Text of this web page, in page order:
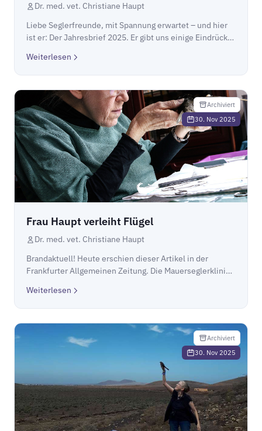
Dr. med. vet. Christiane Haupt
Liebe Seglerfreunde, mit Spannung erwartet – und hier
ist er: Der Jahresbrief 2025. Er gibt uns einige Eindrücke
Mauerseglerklinik. Wir hoffen er gefäl...
Weiterlesen
Archiviert
30. Nov 2025
Frau Haupt verleiht Flügel
Dr. med. vet. Christiane Haupt
Brandaktuell! Heute erschien dieser Artikel in der
Frankfurter Allgemeinen Zeitung. Die Mauerseglerklinik
Zukunft.Frau Haupt verleiht Flügel
Weiterlesen
Archiviert
30. Nov 2025